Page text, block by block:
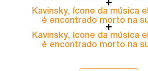
Kavinsky, ícone da música
é encontrado morto na
Kavinsky, ícone da música
é encontrado morto na